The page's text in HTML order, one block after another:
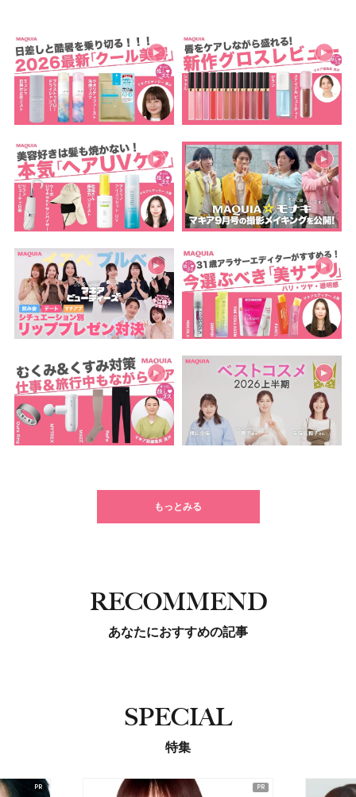
もっとみる
RECOMMEND
あなたにおすすめの記事
SPECIAL
特集